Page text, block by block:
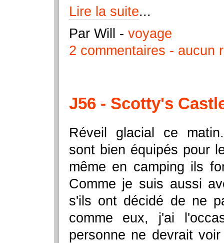
Lire la suite...
Par Will - voyage
2 commentaires
aucun
J56 - Scotty's
Réveil glacial ce
sont bien équipés pour
même en camping ils
Comme je suis aussi
s'ils ont décidé de ne
comme eux, j'ai
personne ne devrait